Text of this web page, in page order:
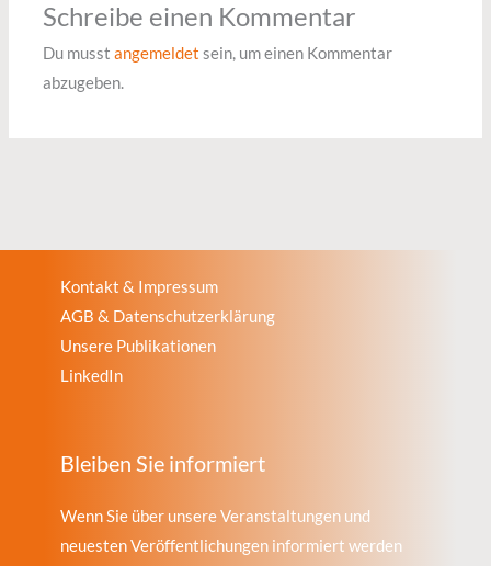
Schreibe einen Kommentar
Du musstangemeldet sein, um einen Kommentar
abzugeben.
Kontakt & Impressum
AGB & Datenschutzerklärung
Unsere Publikationen
LinkedIn
Bleiben Sie informiert
Wenn Sie über unsere Veranstaltungen und
neuesten Veröffentlichungen informiert werden